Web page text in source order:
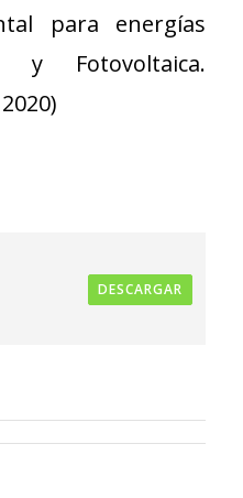
para energías
y Fotovoltaica.
DESCARGAR